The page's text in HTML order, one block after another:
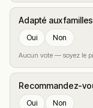
Adapté aux
Oui Non
Aucun vote — soyez le
Recommandez-
Oui Non